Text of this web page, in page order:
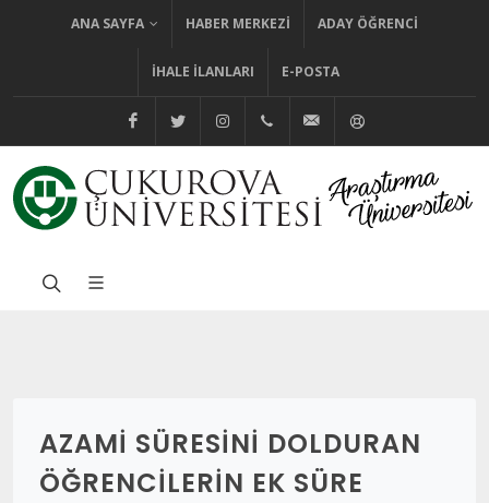
ANA SAYFA HABER MERKEZI ADAY ÖĞRENCI
İHALE İLANLARI E-POSTA
@cuhabermerkezi
@cukurovaedutr
@cukurovaedutr
+90 (322) 338 60 84
bilgi@cu.edu.tr
AZAMI SÜRESINI DOLDURAN
ÖĞRENCILERIN EK SÜRE